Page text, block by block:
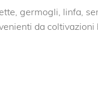
germogli, linfa,
da